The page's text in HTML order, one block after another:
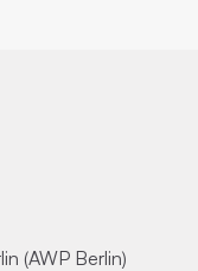
(AWP Berlin)